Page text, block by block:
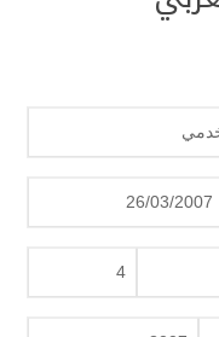
26/03/2007
4